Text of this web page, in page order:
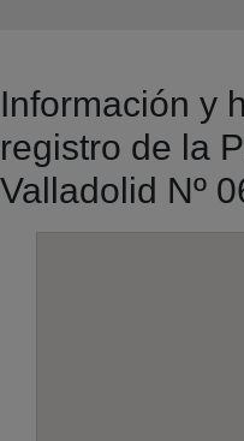
Información y
registro de la
Valladolid Nº